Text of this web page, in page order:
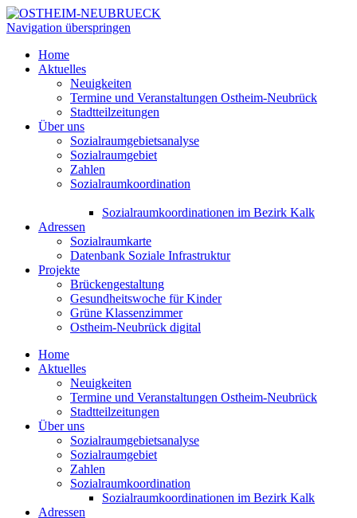
Navigation überspringen
Home
Aktuelles
Neuigkeiten
Termine und Veranstaltungen Ostheim-Neubrück
Stadtteilzeitungen
Über uns
Sozialraumgebietsanalyse
Sozialraumgebiet
Zahlen
Sozialraumkoordination
Sozialraumkoordinationen im Bezirk Kalk
Adressen
Sozialraumkarte
Datenbank Soziale Infrastruktur
Projekte
Brückengestaltung
Gesundheitswoche für Kinder
Grüne Klassenzimmer
Ostheim-Neubrück digital
Home
Aktuelles
Neuigkeiten
Termine und Veranstaltungen Ostheim-Neubrück
Stadtteilzeitungen
Über uns
Sozialraumgebietsanalyse
Sozialraumgebiet
Zahlen
Sozialraumkoordination
Sozialraumkoordinationen im Bezirk Kalk
Adressen